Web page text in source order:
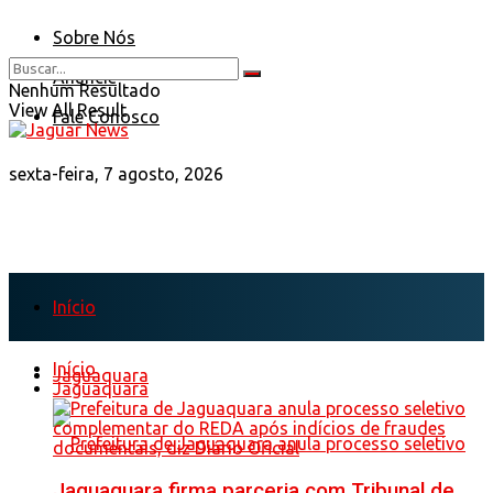
Sobre Nós
Anuncie
Fale Conosco
sexta-feira, 7 agosto, 2026
Nenhum Resultado
View All Result
Início
Jaguaquara
Início
Jaguaquara